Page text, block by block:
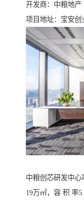
开发商：中粮地产
项目地址：宝安创
中粮创芯研发中
19万㎡，容 积 率